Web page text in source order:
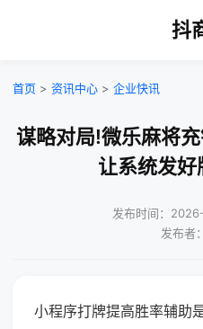
抖
首页 > 资讯中心 > 企业快讯
谋略对局!微乐麻将
让系统发
发布时间：
发布者
小程序打牌提高胜率辅助